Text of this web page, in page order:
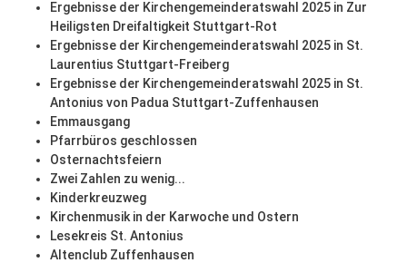
Ergebnisse der Kirchengemeinderatswahl 2025 in Zur
Heiligsten Dreifaltigkeit Stuttgart-Rot
Ergebnisse der Kirchengemeinderatswahl 2025 in St.
Laurentius Stuttgart-Freiberg
Ergebnisse der Kirchengemeinderatswahl 2025 in St.
Antonius von Padua Stuttgart-Zuffenhausen
Emmausgang
Pfarrbüros geschlossen
Osternachtsfeiern
Zwei Zahlen zu wenig...
Kinderkreuzweg
Kirchenmusik in der Karwoche und Ostern
Lesekreis St. Antonius
Altenclub Zuffenhausen